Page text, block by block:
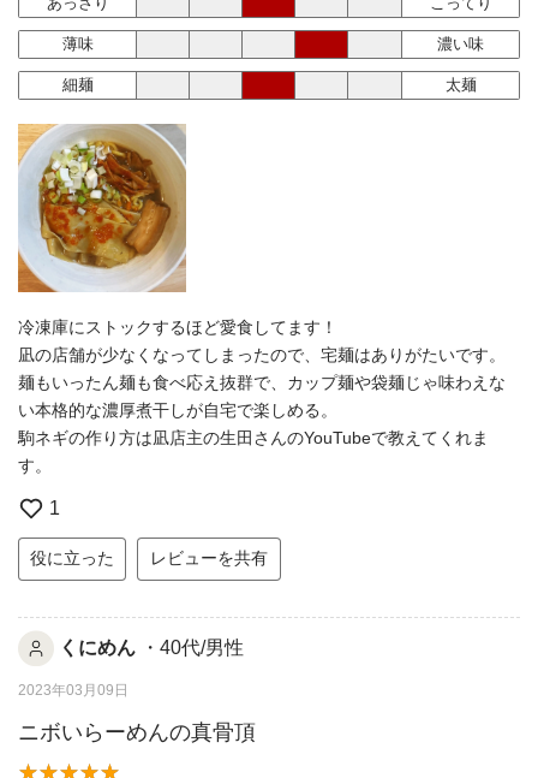
薄味 濃い味
細麺 太麺
冷凍庫にストックするほど愛食してます！
凪の店舗が少なくなってしまったので、宅麺はありがたいです。
麺もいったん麺も食べ応え抜群で、カップ麺や袋麺じゃ味わえな
い本格的な濃厚煮干しが自宅で楽しめる。
駒ネギの作り方は凪店主の生田さんのYouTubeで教えてくれま
す。
1
役に立った レビューを共有
くにめん ・40代/男性
2023年03月09日
ニボいらーめんの真骨頂